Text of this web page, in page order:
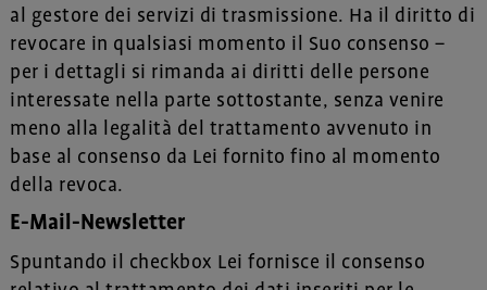
al gestore dei servizi di trasmissione. Ha il diritto di
revocare in qualsiasi momento il Suo consenso –
per i dettagli si rimanda ai diritti delle persone
interessate nella parte sottostante, senza venire
meno alla legalità del trattamento avvenuto in
base al consenso da Lei fornito fino al momento
della revoca.
E-Mail-Newsletter
Spuntando il checkbox Lei fornisce il consenso